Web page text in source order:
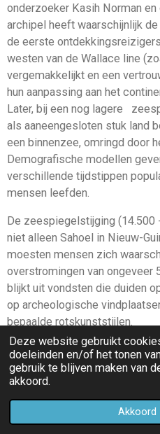
Deze website gebruikt
doeleinden en/of het tonen
gebruik te blijven maken van
akkoord.
Akkoord
onderzoeker Kasih Norman
archipel heeft waarschijnlijk
de eerste
westen van de Wallace line
vergemakkelijkt en een
hun aanpassing aan het
Later, bij een nog lagere
als aaneengesloten stuk land
een binnenzee, omringd door
Demografische modellen
verschillende tijdstippen
mensen leefden.
De zeespiegelstijging (14.500
niet alleen Sahoel in Nieuw-
moesten mensen zich
overstromingen van ongeveer
blijkt uit vondsten die duiden
op archeologische
bepaalde rotskunststijlen.
Kaart van Sahul met de
liggende continentaal plat
het noordwestelijk plat
zwarte lijn. Zwarte cirkels:
bijltechnologie. Grijze cirkels:
E-